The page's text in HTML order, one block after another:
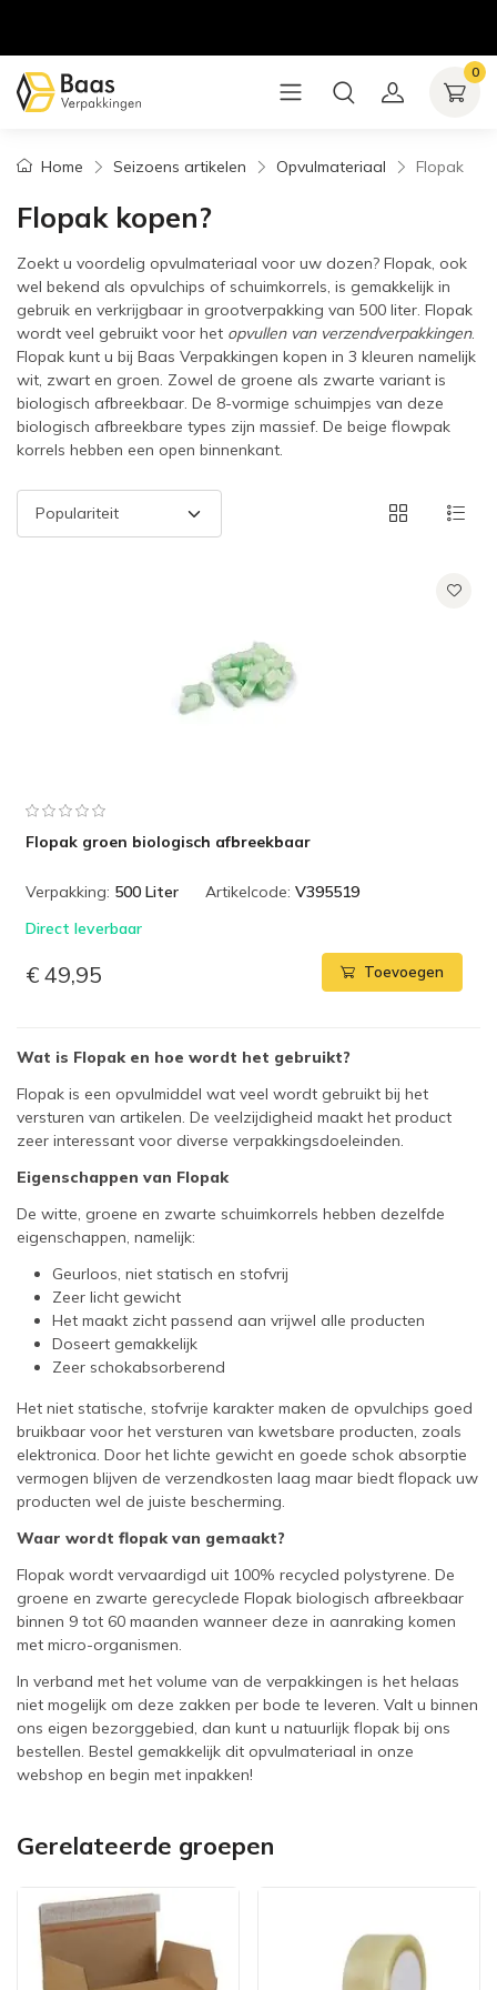
0
Home Seizoens artikelen Opvulmateriaal Flopak
Flopak kopen?
Zoekt u voordelig opvulmateriaal voor uw dozen? Flopak, ook
wel bekend als opvulchips of schuimkorrels, is gemakkelijk in
gebruik en verkrijgbaar in grootverpakking van 500 liter. Flopak
wordt veel gebruikt voor het opvullen van verzendverpakkingen.
Flopak kunt u bij Baas Verpakkingen kopen in 3 kleuren namelijk
wit, zwart en groen. Zowel de groene als zwarte variant is
biologisch afbreekbaar. De 8-vormige schuimpjes van deze
biologisch afbreekbare types zijn massief. De beige flowpak
korrels hebben een open binnenkant.
Flopak groen biologisch afbreekbaar
Verpakking: 500 Liter Artikelcode: V395519
Direct leverbaar
€ 49,95 Toevoegen
Wat is Flopak en hoe wordt het gebruikt?
Flopak is een opvulmiddel wat veel wordt gebruikt bij het
versturen van artikelen. De veelzijdigheid maakt het product
zeer interessant voor diverse verpakkingsdoeleinden.
Eigenschappen van Flopak
De witte, groene en zwarte schuimkorrels hebben dezelfde
eigenschappen, namelijk:
Geurloos, niet statisch en stofvrij
Zeer licht gewicht
Het maakt zicht passend aan vrijwel alle producten
Doseert gemakkelijk
Zeer schokabsorberend
Het niet statische, stofvrije karakter maken de opvulchips goed
bruikbaar voor het versturen van kwetsbare producten, zoals
elektronica. Door het lichte gewicht en goede schok absorptie
vermogen blijven de verzendkosten laag maar biedt flopack uw
producten wel de juiste bescherming.
Waar wordt flopak van gemaakt?
Flopak wordt vervaardigd uit 100% recycled polystyrene. De
groene en zwarte gerecyclede Flopak biologisch afbreekbaar
binnen 9 tot 60 maanden wanneer deze in aanraking komen
met micro-organismen.
In verband met het volume van de verpakkingen is het helaas
niet mogelijk om deze zakken per bode te leveren. Valt u binnen
ons eigen bezorggebied, dan kunt u natuurlijk flopak bij ons
bestellen. Bestel gemakkelijk dit opvulmateriaal in onze
webshop en begin met inpakken!
Gerelateerde groepen